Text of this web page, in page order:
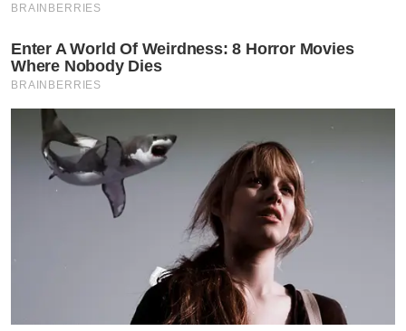
BRAINBERRIES
Enter A World Of Weirdness: 8 Horror Movies
Where Nobody Dies
BRAINBERRIES